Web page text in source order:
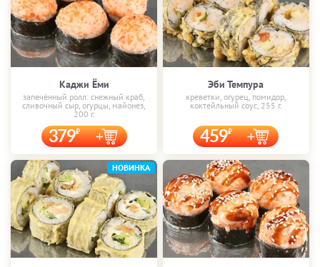
Каджи Ёми
запечённый ролл: снежный краб,
сливочный сыр, огурцы, майонез,
200 г.
379
Эби Темпура
креветки, огурец, помидор,
коктейльный соус, 255 г.
459
НОВИНКА